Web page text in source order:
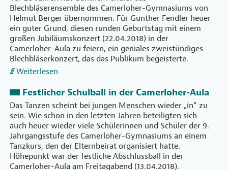
Blechbläserensemble des Camerloher-Gymnasiums von
Helmut Berger übernommen. Für Gunther Fendler heuer
ein guter Grund, diesen runden Geburtstag mit einem
großen Jubiläumskonzert (22.04.2018) in der
Camerloher-Aula zu feiern, ein geniales zweistündiges
Blechbläserkonzert, das das Publikum begeisterte.
Weiterlesen
Festlicher Schulball in der Camerloher-Aula
Das Tanzen scheint bei jungen Menschen wieder „in“ zu
sein. Wie schon in den letzten Jahren beteiligten sich
auch heuer wieder viele Schülerinnen und Schüler der 9.
Jahrgangsstufe des Camerloher-Gymnasiums an einem
Tanzkurs, den der Elternbeirat organisiert hatte.
Höhepunkt war der festliche Abschlussball in der
Camerloher-Aula am Freitagabend (13.04.2018).